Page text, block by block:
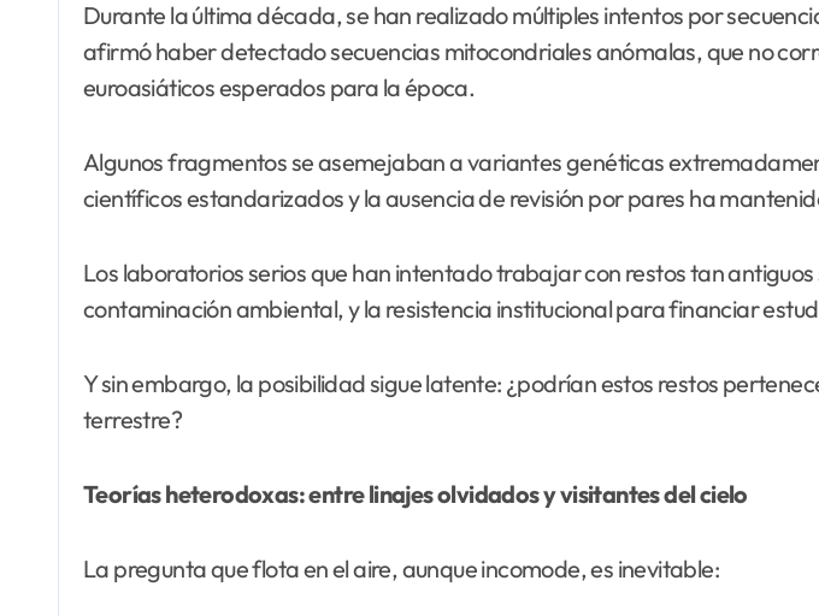
Durante la última década, se han realizado múltiples intentos por
afirmó haber detectado secuencias mitocondriales anómalas, que no
euroasiáticos esperados para la época.
Algunos fragmentos se asemejaban a variantes genéticas
científicos estandarizados y la ausencia de revisión por pares ha
Los laboratorios serios que han intentado trabajar con restos tan
contaminación ambiental, y la resistencia institucional para financiar
Y sin embargo, la posibilidad sigue latente: ¿podrían estos restos
terrestre?
Teorías heterodoxas: entre linajes olvidados y visitantes del cielo
La pregunta que flota en el aire, aunque incomode, es inevitable: